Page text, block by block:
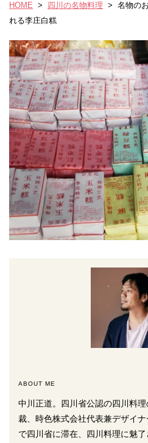
HOME > 四川の名物料理 > 名物の
れる李庄白糕
ABOUT ME
中川正道。四川省公認の四川料
裁、時色株式会社代表兼デザイ
で四川省に滞在、四川料理に魅